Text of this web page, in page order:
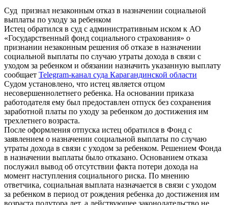
Суд признал незаконным отказ в назначении социальной
выплаты по уходу за ребенком
Истец обратился в суд с административным иском к АО
«Государственный фонд социального страхования» о
признании незаконным решения об отказе в назначении
социальной выплаты по случаю утраты дохода в связи с
уходом за ребенком и обязании назначить указанную выплату
сообщает Telegram-канал суда Карагандинской области
Cудом установлено, что истец является отцом
несовершеннолетнего ребенка. На основании приказа
работодателя ему был предоставлен отпуск без сохранения
заработной платы по уходу за ребенком до достижения им
трехлетнего возраста.
После оформления отпуска истец обратился в Фонд с
заявлением о назначении социальной выплаты по случаю
утраты дохода в связи с уходом за ребенком. Решением Фонда
в назначении выплаты было отказано. Основанием отказа
послужил вывод об отсутствии факта потери дохода на
момент наступления социального риска. По мнению
ответчика, социальная выплата назначается в связи с уходом
за ребенком в период от рождения ребенка до достижения им
возраста полутора лет, а действующее законодательство не